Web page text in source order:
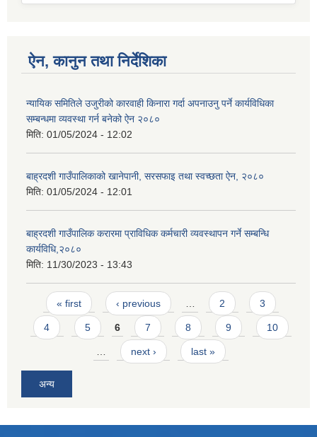
ऐन, कानुन तथा निर्देशिका
न्यायिक समितिले उजुरीको कारवाही किनारा गर्दा अपनाउनु पर्ने कार्यविधिका
सम्बन्धमा व्यवस्था गर्न बनेको ऐन २०८०
मिति: 01/05/2024 - 12:02
बाह्रदशी गाउँपालिकाको खानेपानी, सरसफाइ तथा स्वच्छता ऐन, २०८०
मिति: 01/05/2024 - 12:01
बाह्रदशी गाउँपालिक करारमा प्राविधिक कर्मचारी व्यवस्थापन गर्ने सम्बन्धि
कार्यविधि,२०८०
मिति: 11/30/2023 - 13:43
Pages
« first ‹ previous 2 3
4 5 6 7 8 9 10
next › last »
अन्य